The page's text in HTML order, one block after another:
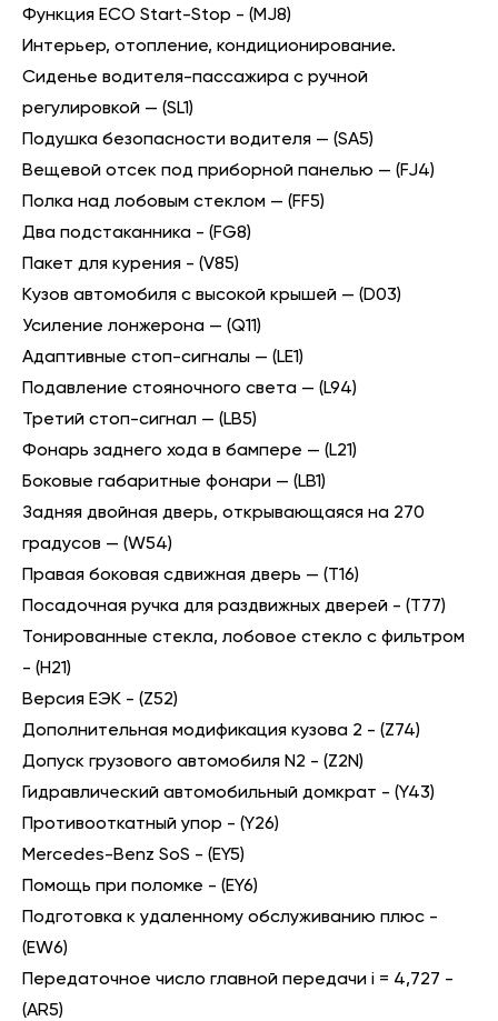
Функция ECO Start-Stop - (MJ8)
Интерьер, отопление, кондиционирование.
Сиденье водителя-пассажира с ручной
регулировкой — (SL1)
Подушка безопасности водителя — (SA5)
Вещевой отсек под приборной панелью — (FJ4)
Полка над лобовым стеклом — (FF5)
Два подстаканника - (FG8)
Пакет для курения - (V85)
Кузов автомобиля с высокой крышей — (D03)
Усиление лонжерона — (Q11)
Адаптивные стоп-сигналы — (LE1)
Подавление стояночного света — (L94)
Третий стоп-сигнал — (LB5)
Фонарь заднего хода в бампере — (L21)
Боковые габаритные фонари — (LB1)
Задняя двойная дверь, открывающаяся на 270
градусов — (W54)
Правая боковая сдвижная дверь — (T16)
Посадочная ручка для раздвижных дверей - (T77)
Тонированные стекла, лобовое стекло с фильтром
- (H21)
Версия ЕЭК - (Z52)
Дополнительная модификация кузова 2 - (Z74)
Допуск грузового автомобиля N2 - (Z2N)
Гидравлический автомобильный домкрат - (Y43)
Противооткатный упор - (Y26)
Mercedes-Benz SoS - (EY5)
Помощь при поломке - (EY6)
Подготовка к удаленному обслуживанию плюс -
(EW6)
Передаточное число главной передачи i = 4,727 -
(AR5)